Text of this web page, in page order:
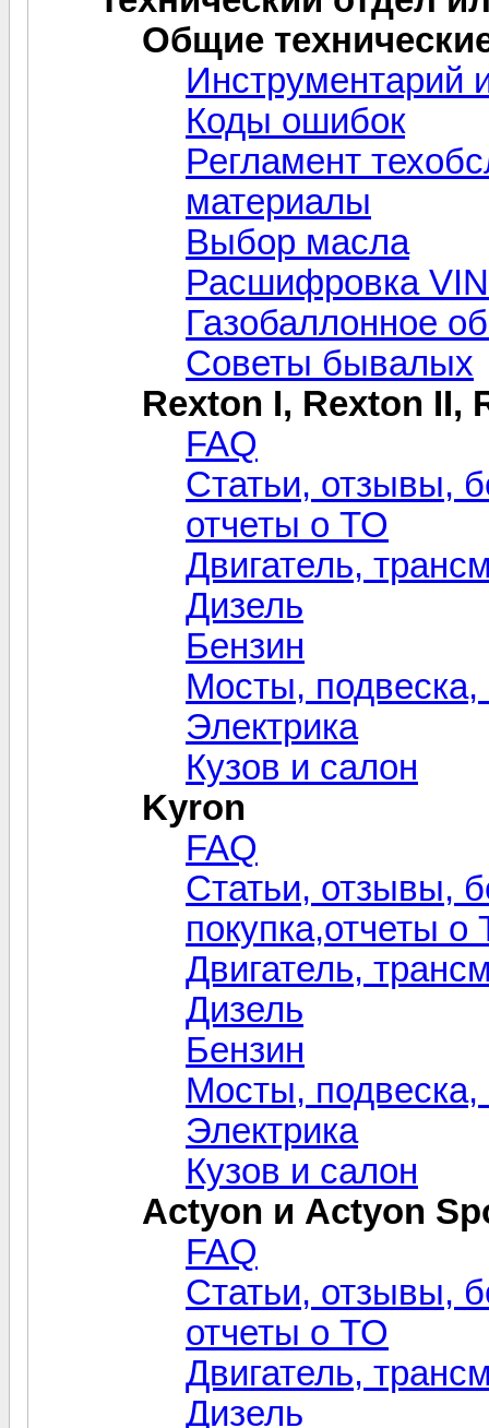
Общие
Инструментарий
Коды ошибок
Регламент
материалы
Выбор масла
Расшифровка
Газобаллонное
Советы бывалых
Rexton I, Rexton II,
FAQ
Статьи, отзывы,
отчеты о ТО
Двигатель,
Дизель
Бензин
Мосты,
Электрика
Кузов и салон
Kyron
FAQ
Статьи, отзывы,
покупка,отчеты о
Двигатель,
Дизель
Бензин
Мосты,
Электрика
Кузов и салон
Actyon и Actyon
FAQ
Статьи, отзывы,
отчеты о ТО
Двигатель,
Дизель